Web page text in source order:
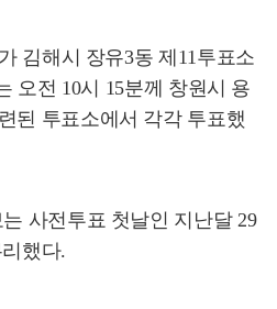
김해시 장유3동 제11투표소
오전 10시 15분께 창원시 용
된 투표소에서 각각 투표했
사전투표 첫날인 지난달 29
했다.